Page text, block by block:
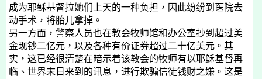
成为耶稣基督拉她们上天的一种负担，因此纷纷到医院去
动手术，将胎儿拿掉。
另一方面，警察人员也在教会牧师馆和办公室抄到超过美
金现钞二亿元，以及各种有价证券超过二十亿美元。其
实，这已经很清楚在暗示着该教会的牧师有以耶稣基督再
临、世界末日来到的讯息，进行欺骗信徒钱财之嫌。这是